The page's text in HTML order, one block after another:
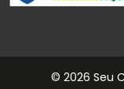
© 2026 Seu